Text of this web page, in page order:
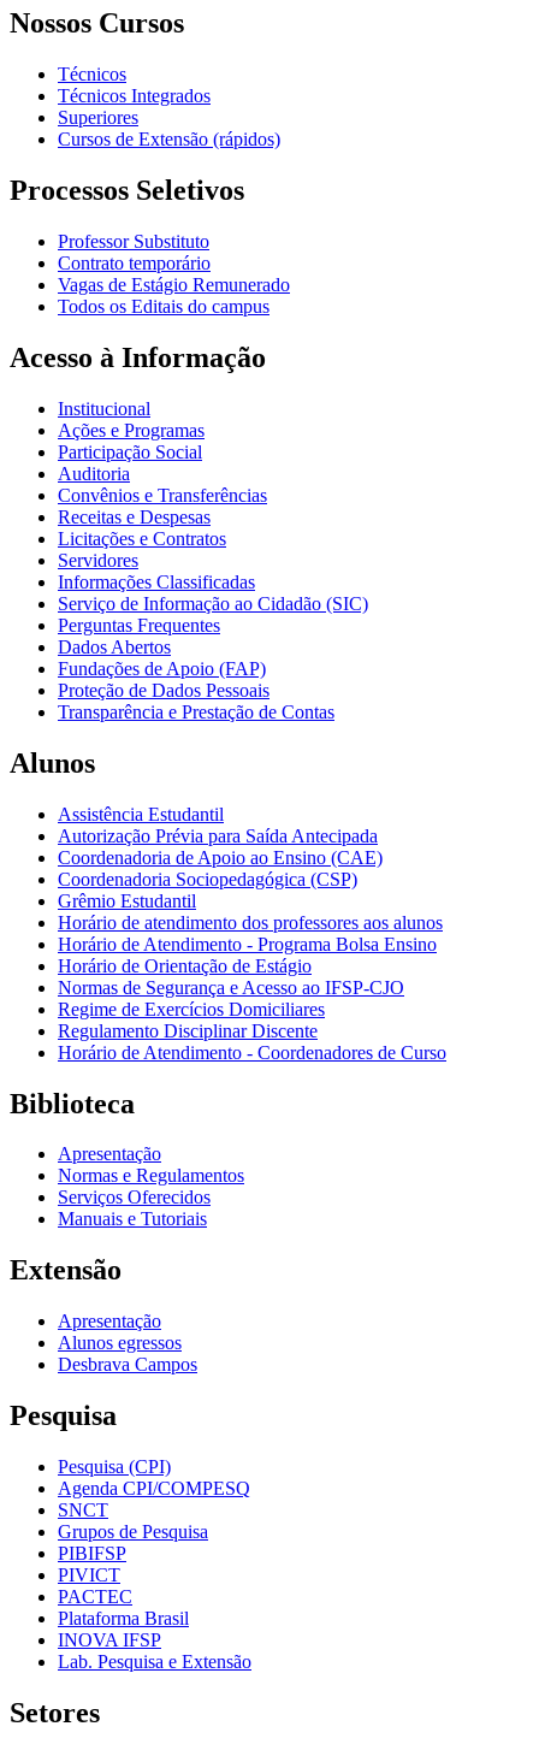
Nossos Cursos
Técnicos
Técnicos Integrados
Superiores
Cursos de Extensão (rápidos)
Processos Seletivos
Professor Substituto
Contrato temporário
Vagas de Estágio Remunerado
Todos os Editais do campus
Acesso à Informação
Institucional
Ações e Programas
Participação Social
Auditoria
Convênios e Transferências
Receitas e Despesas
Licitações e Contratos
Servidores
Informações Classificadas
Serviço de Informação ao Cidadão (SIC)
Perguntas Frequentes
Dados Abertos
Fundações de Apoio (FAP)
Proteção de Dados Pessoais
Transparência e Prestação de Contas
Alunos
Assistência Estudantil
Autorização Prévia para Saída Antecipada
Coordenadoria de Apoio ao Ensino (CAE)
Coordenadoria Sociopedagógica (CSP)
Grêmio Estudantil
Horário de atendimento dos professores aos alunos
Horário de Atendimento - Programa Bolsa Ensino
Horário de Orientação de Estágio
Normas de Segurança e Acesso ao IFSP-CJO
Regime de Exercícios Domiciliares
Regulamento Disciplinar Discente
Horário de Atendimento - Coordenadores de Curso
Biblioteca
Apresentação
Normas e Regulamentos
Serviços Oferecidos
Manuais e Tutoriais
Extensão
Apresentação
Alunos egressos
Desbrava Campos
Pesquisa
Pesquisa (CPI)
Agenda CPI/COMPESQ
SNCT
Grupos de Pesquisa
PIBIFSP
PIVICT
PACTEC
Plataforma Brasil
INOVA IFSP
Lab. Pesquisa e Extensão
Setores